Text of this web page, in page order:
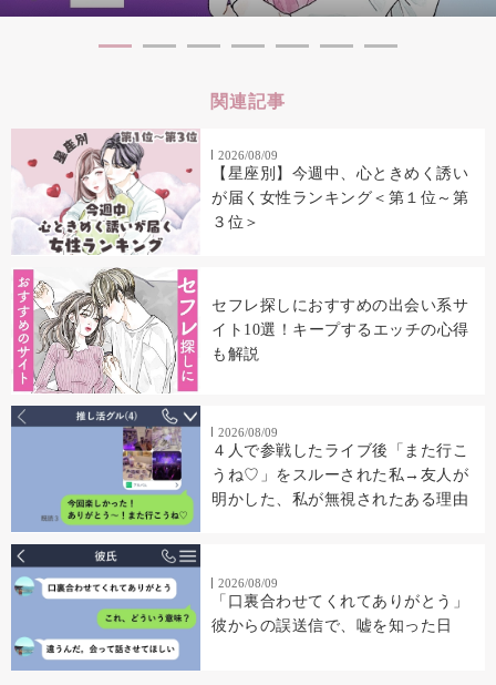
関連記事
2026/08/09
【星座別】今週中、心ときめく誘い
が届く女性ランキング＜第１位～第
３位＞
セフレ探しにおすすめの出会い系サ
イト10選！キープするエッチの心得
も解説
2026/08/09
４人で参戦したライブ後「また行こ
うね♡」をスルーされた私→友人が
明かした、私が無視されたある理由
2026/08/09
「口裏合わせてくれてありがとう」
彼からの誤送信で、嘘を知った日